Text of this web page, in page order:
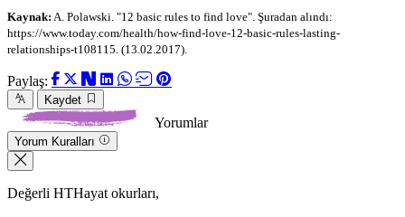
Kaynak: A. Polawski. "12 basic rules to find love". Şuradan alındı:
https://www.today.com/health/how-find-love-12-basic-rules-lasting-
relationships-t108115. (13.02.2017).
Paylaş:
Kaydet
Yorumlar
Yorum Kuralları
Değerli HTHayat okurları,